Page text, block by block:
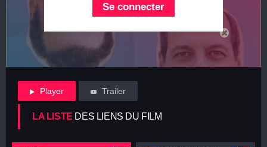
Se connecter
Player Trailer
LA LISTE DES LIENS DU FILM